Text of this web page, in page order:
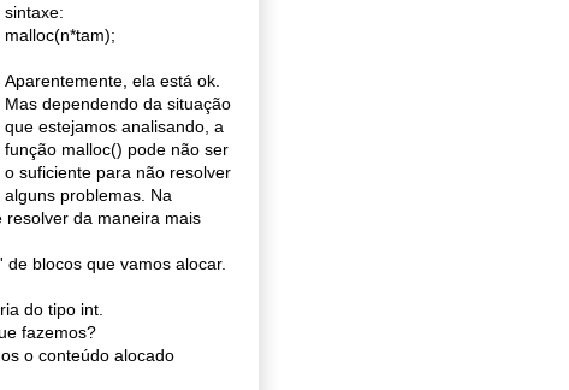
sintaxe:
malloc(n*tam);
Aparentemente, ela está ok.
Mas dependendo da situação
que estejamos analisando, a
função malloc() pode não ser
o suficiente para não resolver
alguns problemas. Na
da maneira mais
blocos que vamos alocar.
do tipo int.
fazemos?
o conteúdo alocado